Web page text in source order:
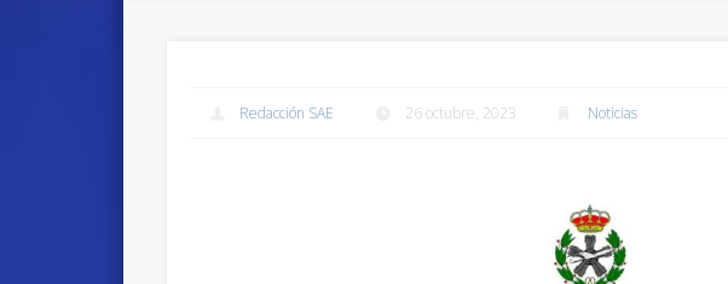
Redacción SAE 26 octubre, 2023 Noticias